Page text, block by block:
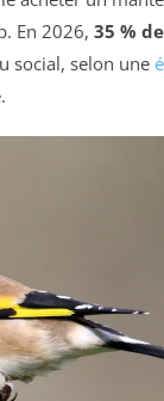
En 2026, 35 %
social, selon une